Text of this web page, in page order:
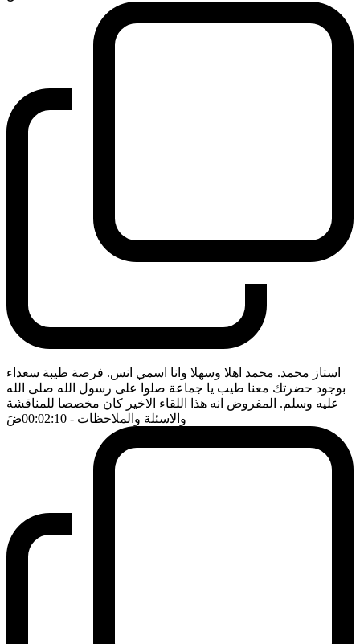
استاز محمد. محمد اهلا وسهلا وانا اسمي انس. فرصة طيبة سعداء
بوجود حضرتك معنا طيب يا جماعة صلوا على رسول الله صلى الله
عليه وسلم. المفروض انه هذا اللقاء الاخير كان مخصصا للمناقشة
والاسئلة والملاحظات - 00:02:10 ضَ